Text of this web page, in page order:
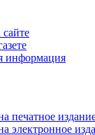
информация
печатное
электронное